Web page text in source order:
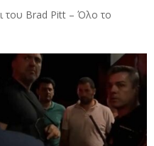
του Brad Pitt – Όλο το